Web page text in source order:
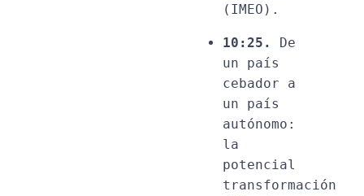
(IMEO).
10:25.
De
un país
cebador a
un país
autónomo:
la
potencial
transformación